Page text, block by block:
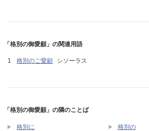
「格別の御愛顧」の関連用語
格別のご愛顧 シソーラス
「格別の御愛顧」の隣のことば
格別に 格別の